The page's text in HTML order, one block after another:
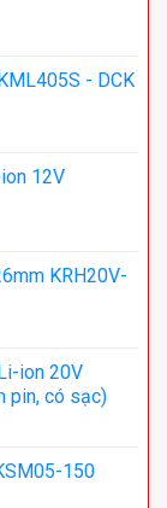
- DCK
12V
KRH20V-
ion 20V
pin, có sạc)
150